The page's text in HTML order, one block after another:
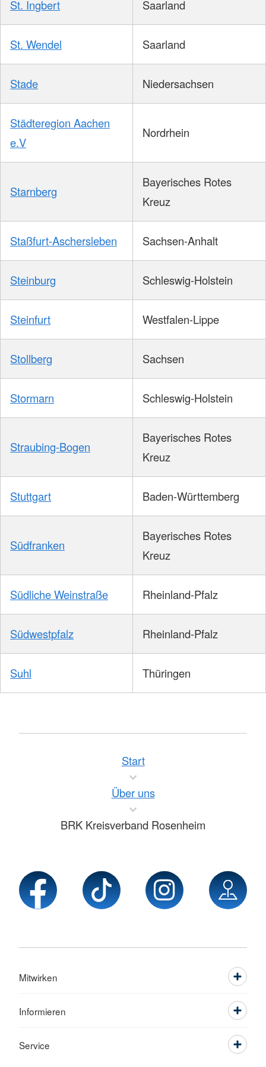
St. Ingbert Saarland
St. Wendel Saarland
Stade Niedersachsen
Städteregion Aachen
e.V
Nordrhein
Starnberg
Bayerisches Rotes
Kreuz
Staßfurt-Aschersleben Sachsen-Anhalt
Steinburg Schleswig-Holstein
Steinfurt Westfalen-Lippe
Stollberg Sachsen
Stormarn Schleswig-Holstein
Straubing-Bogen
Bayerisches Rotes
Kreuz
Stuttgart Baden-Württemberg
Südfranken
Bayerisches Rotes
Kreuz
Südliche Weinstraße Rheinland-Pfalz
Südwestpfalz Rheinland-Pfalz
Suhl Thüringen
Start
Über uns
BRK Kreisverband Rosenheim
Mitwirken
Informieren
Service